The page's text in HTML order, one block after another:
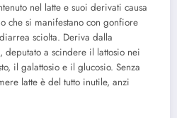
nel latte e suoi derivati causa
che si manifestano con gonfiore
sciolta. Deriva dalla
, deputato a scindere il lattosio nei
il galattosio e il glucosio. Senza
latte è del tutto inutile, anzi